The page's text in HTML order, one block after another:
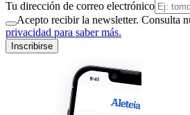
Tu dirección de correo electrónico
Acepto recibir la newsletter. Consulta
privacidad para saber más.
Inscribirse